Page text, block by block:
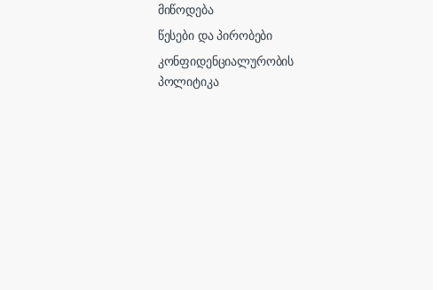
მიწოდება
წესები და პირობები
კონფიდენციალურობის
პოლიტიკა